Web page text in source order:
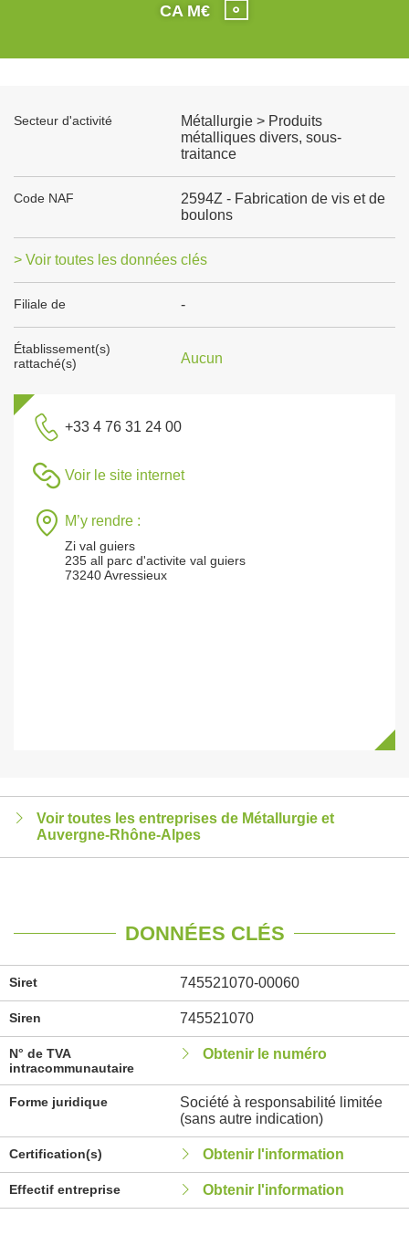
CA M€
Secteur d'activité
Métallurgie > Produits
métalliques divers, sous-
traitance
Code NAF
2594Z - Fabrication de vis et de
boulons
> Voir toutes les données clés
Filiale de -
Établissement(s)
rattaché(s)
Aucun
+33 4 76 31 24 00
Voir le site internet
M’y rendre :
Zi val guiers
235 all parc d'activite val guiers
73240 Avressieux
Voir toutes les entreprises de Métallurgie et
Auvergne-Rhône-Alpes
DONNÉES CLÉS
Siret 745521070-00060
Siren 745521070
N° de TVA
intracommunautaire
Obtenir le numéro
Forme juridique
Société à responsabilité limitée
(sans autre indication)
Certification(s) Obtenir l'information
Effectif entreprise Obtenir l'information